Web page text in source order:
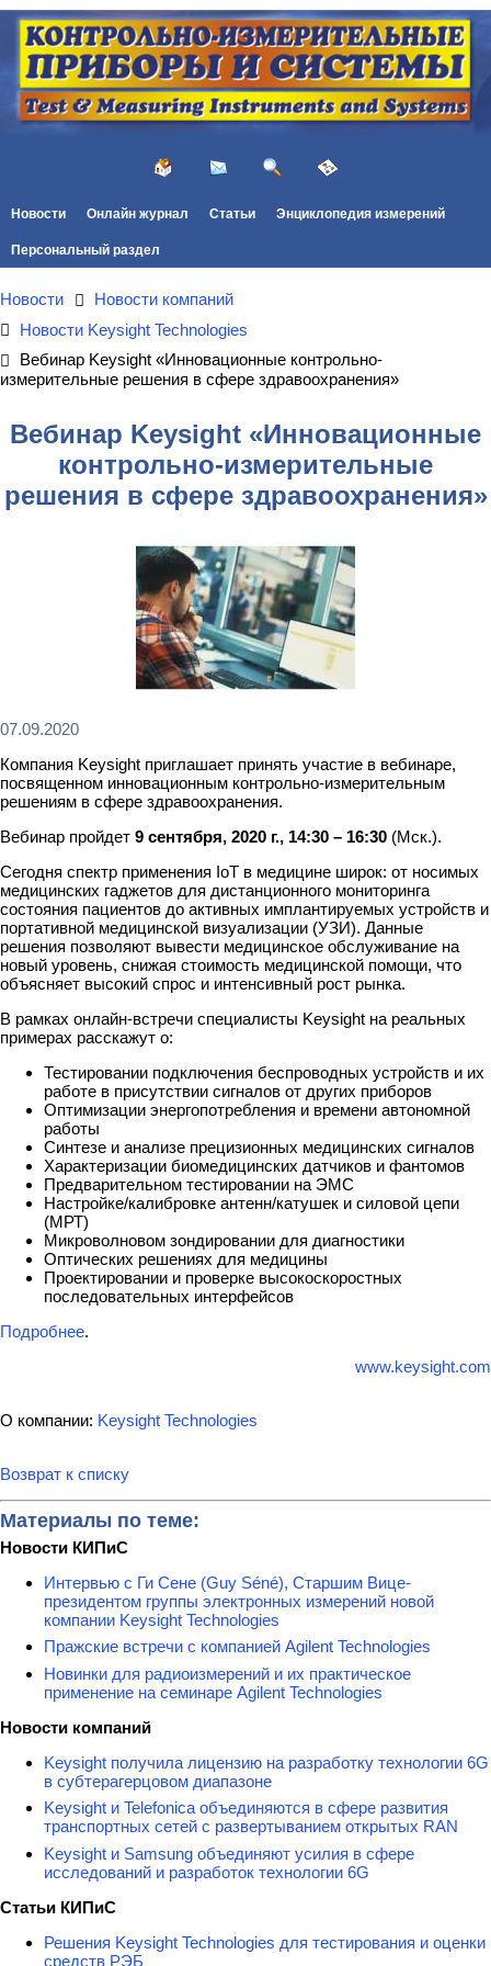
Новости Онлайн журнал Статьи Энциклопедия измерений
Персональный раздел
Новости
Новости компаний
Новости Keysight Technologies
Вебинар Keysight «Инновационные контрольно-
измерительные решения в сфере здравоохранения»
Вебинар Keysight «Инновационные
контрольно-измерительные
решения в сфере здравоохранения»
07.09.2020
Компания Keysight приглашает принять участие в вебинаре,
посвященном инновационным контрольно-измерительным
решениям в сфере здравоохранения.
Вебинар пройдет 9 сентября, 2020 г., 14:30 – 16:30 (Мск.).
Сегодня спектр применения IoT в медицине широк: от носимых
медицинских гаджетов для дистанционного мониторинга
состояния пациентов до активных имплантируемых устройств и
портативной медицинской визуализации (УЗИ). Данные
решения позволяют вывести медицинское обслуживание на
новый уровень, снижая стоимость медицинской помощи, что
объясняет высокий спрос и интенсивный рост рынка.
В рамках онлайн-встречи специалисты Keysight на реальных
примерах расскажут о:
Тестировании подключения беспроводных устройств и их
работе в присутствии сигналов от других приборов
Оптимизации энергопотребления и времени автономной
работы
Синтезе и анализе прецизионных медицинских сигналов
Характеризации биомедицинских датчиков и фантомов
Предварительном тестировании на ЭМС
Настройке/калибровке антенн/катушек и силовой цепи
(МРТ)
Микроволновом зондировании для диагностики
Оптических решениях для медицины
Проектировании и проверке высокоскоростных
последовательных интерфейсов
Подробнее.
www.keysight.com
О компании: Keysight Technologies
Возврат к списку
Материалы по теме:
Новости КИПиС
Интервью с Ги Сене (Guy Séné), Старшим Вице-
президентом группы электронных измерений новой
компании Keysight Technologies
Пражские встречи с компанией Agilent Technologies
Новинки для радиоизмерений и их практическое
применение на семинаре Agilent Technologies
Новости компаний
Keysight получила лицензию на разработку технологии 6G
в субтерагерцовом диапазоне
Keysight и Telefonica объединяются в сфере развития
транспортных сетей с развертыванием открытых RAN
Keysight и Samsung объединяют усилия в сфере
исследований и разработок технологии 6G
Статьи КИПиС
Решения Keysight Technologies для тестирования и оценки
средств РЭБ